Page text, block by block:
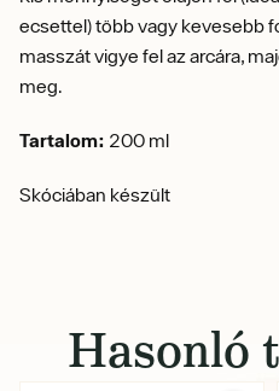
ecsettel) több vagy kevesebb
masszát vigye fel az arcára,
meg.
Tartalom: 200 ml
Skóciában készült
Hasonló